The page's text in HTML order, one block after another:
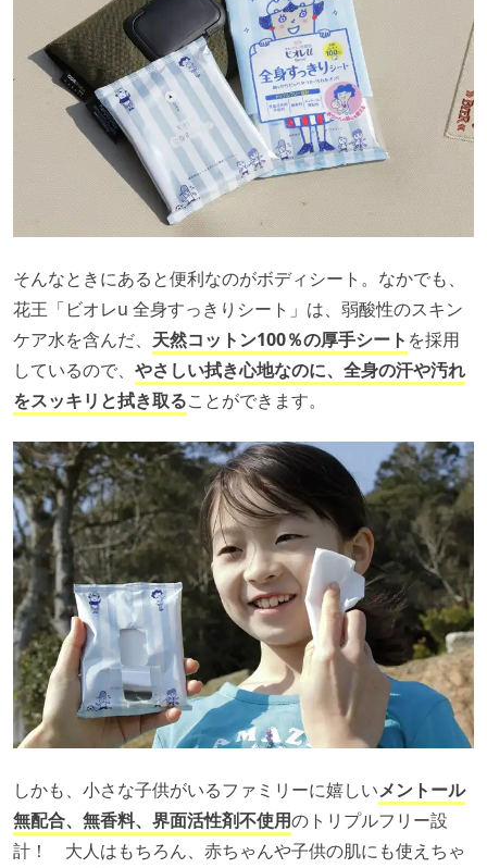
そんなときにあると便利なのがボディシート。なかでも、
花王「ビオレu 全身すっきりシート」は、弱酸性のスキン
ケア水を含んだ、 天然コットン100％の厚手シート を採用
しているので、 やさしい拭き心地なのに、全身の汗や汚れ
をスッキリと拭き取ることができます。
しかも、小さな子供がいるファミリーに嬉しいメントール
無配合、無香料、界面活性剤不使用のトリプルフリー設
計！ 大人はもちろん、赤ちゃんや子供の肌にも使えちゃ